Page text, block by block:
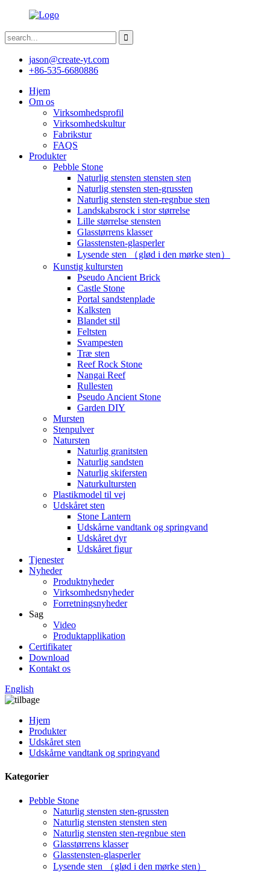
jason@create-yt.com
+86-535-6680886
Hjem
Om os
Virksomhedsprofil
Virksomhedskultur
Fabrikstur
FAQS
Produkter
Pebble Stone
Naturlig stensten stensten sten
Naturlig stensten sten-grussten
Naturlig stensten sten-regnbue sten
Landskabsrock i stor størrelse
Lille størrelse stensten
Glasstørrens klasser
Glasstensten-glasperler
Lysende sten （glød i den mørke sten）
Kunstig kultursten
Pseudo Ancient Brick
Castle Stone
Portal sandstenplade
Kalksten
Blandet stil
Feltsten
Svampesten
Træ sten
Reef Rock Stone
Nangai Reef
Rullesten
Pseudo Ancient Stone
Garden DIY
Mursten
Stenpulver
Natursten
Naturlig granitsten
Naturlig sandsten
Naturlig skifersten
Naturkultursten
Plastikmodel til vej
Udskåret sten
Stone Lantern
Udskårne vandtank og springvand
Udskåret dyr
Udskåret figur
Tjenester
Nyheder
Produktnyheder
Virksomhedsnyheder
Forretningsnyheder
Sag
Video
Produktapplikation
Certifikater
Download
Kontakt os
English
Hjem
Produkter
Udskåret sten
Udskårne vandtank og springvand
Kategorier
Pebble Stone
Naturlig stensten sten-grussten
Naturlig stensten stensten sten
Naturlig stensten sten-regnbue sten
Glasstørrens klasser
Glasstensten-glasperler
Lysende sten （glød i den mørke sten）